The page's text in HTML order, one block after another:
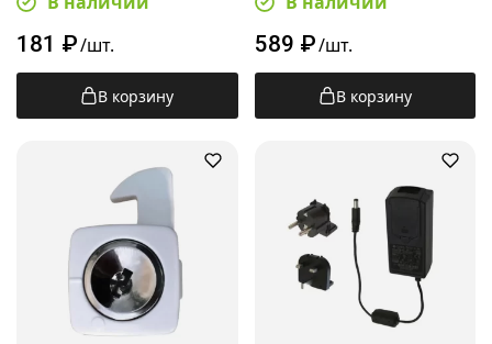
181 ₽/шт.
В корзину
589 ₽/шт.
В корзину